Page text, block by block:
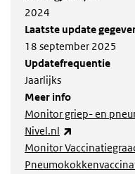
2024
Laatste update
18 september 2025
Updatefrequentie
Jaarlijks
Meer info
Monitor griep- en
Nivel.nl
Monitor